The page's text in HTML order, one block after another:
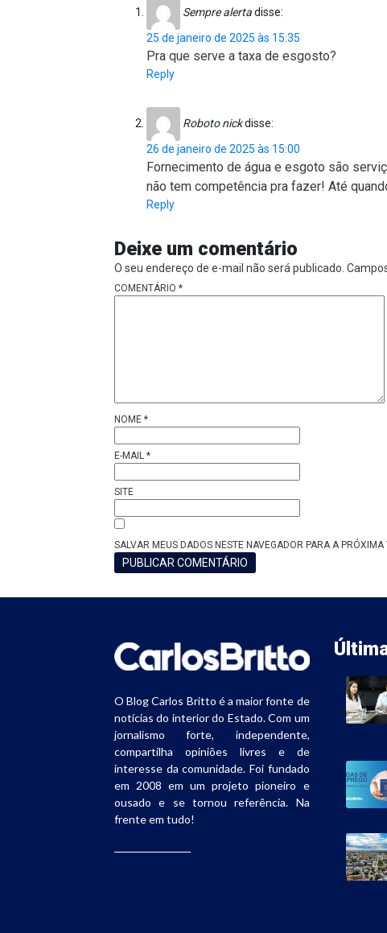
Sempre alertadisse:
25 de janeiro de 2025 às 15:35
Pra que serve a taxa de esgosto?
Reply
Roboto nickdisse:
26 de janeiro de 2025 às 15:00
Fornecimento de água e esgoto são
não tem competência pra fazer! Até
Reply
Deixe um comentário
O seu endereço de e-mail não será publicado.
COMENTÁRIO *
NOME *
E-MAIL *
SITE
SALVAR MEUS DADOS NESTE NAVEGADOR PARA A
O Blog Carlos Britto é a maior fonte de
notícias do interior do Estado. Com um
jornalismo forte, independente,
compartilha opiniões livres e de
interesse da comunidade. Foi fundado
em 2008 em um projeto pioneiro e
ousado e se tornou referência. Na
frente em tudo!